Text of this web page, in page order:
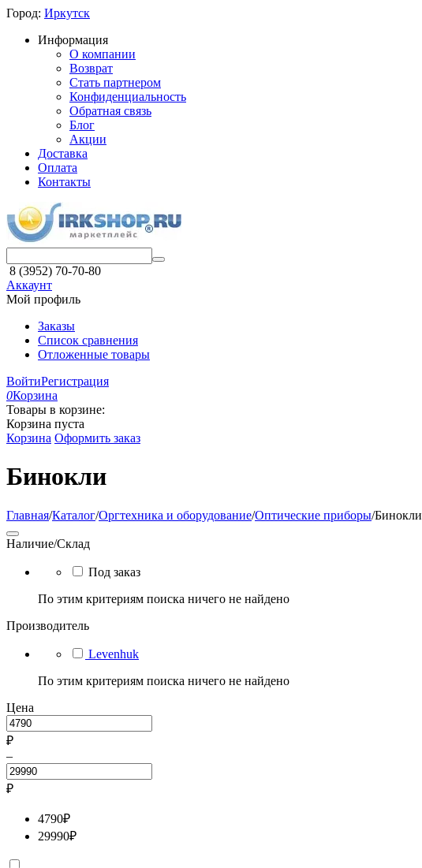
Город: Иркутск
Информация
О компании
Возврат
Стать партнером
Конфиденциальность
Обратная связь
Блог
Акции
Доставка
Оплата
Контакты
8 (3952) 70-70-80
Аккаунт
Мой профиль
Заказы
Список сравнения
Отложенные товары
ВойтиРегистрация
0Корзина
Товары в корзине:
Корзина пуста
Корзина Оформить заказ
Бинокли
Главная/Каталог/Оргтехника и оборудование/Оптические приборы/Бинокли
Наличие/Склад
Под заказ
По этим критериям поиска ничего не найдено
Производитель
Levenhuk
По этим критериям поиска ничего не найдено
Цена
₽
–
₽
4790₽
29990₽